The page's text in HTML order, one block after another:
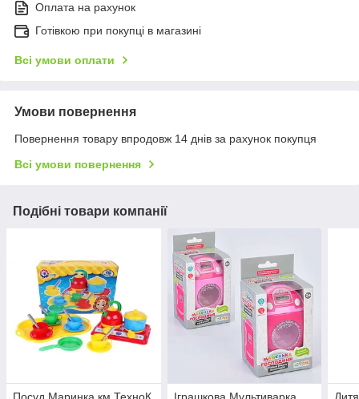
Оплата на рахунок
Готівкою при покупці в магазині
Всі умови оплати
Умови повернення
Повернення товару впродовж 14 днів за рахунок покупця
Всі умови повернення
Подібні товари компанії